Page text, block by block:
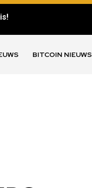
BITCOIN NIEUWS